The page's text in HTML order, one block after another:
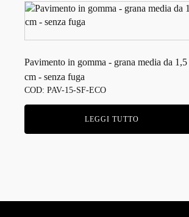
Pavimento in gomma - grana media da 1,5
cm - senza fuga
COD: PAV-15-SF-ECO
LEGGI TUTTO